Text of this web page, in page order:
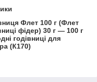
Флет 100 г (Флет
фідер) 30 г — 100 г
годівниці для
(К170)